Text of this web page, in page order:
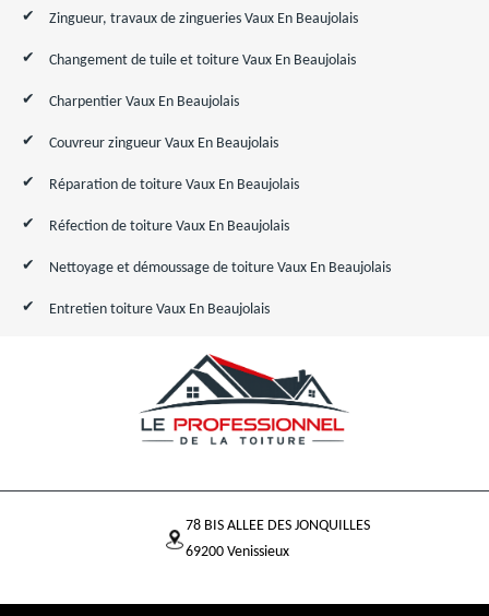
Zingueur, travaux de zingueries Vaux En Beaujolais
Changement de tuile et toiture Vaux En Beaujolais
Charpentier Vaux En Beaujolais
Couvreur zingueur Vaux En Beaujolais
Réparation de toiture Vaux En Beaujolais
Réfection de toiture Vaux En Beaujolais
Nettoyage et démoussage de toiture Vaux En Beaujolais
Entretien toiture Vaux En Beaujolais
78 BIS ALLEE DES JONQUILLES
69200 Venissieux